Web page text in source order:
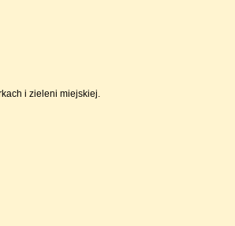
i zieleni miejskiej.